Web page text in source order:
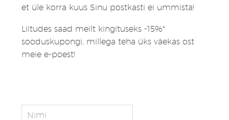
et üle korra kuus Sinu postkasti ei ummista!
Liitudes saad meilt kingituseks -15%*
sooduskupongi, millega teha üks väekas ost
meie e-poest!